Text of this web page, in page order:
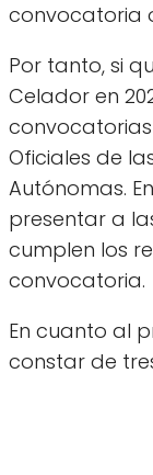
convocatoria
Por tanto, si
Celador en
Oficiales de
Autónomas.
presentar a
cumplen los
convocatoria.
En cuanto al
constar de